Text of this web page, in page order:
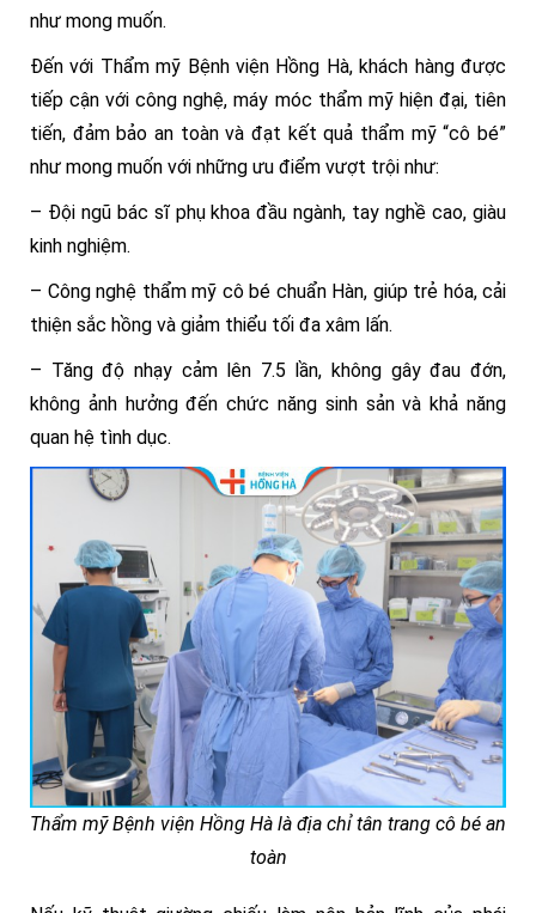
như mong muốn.
Đến với Thẩm mỹ Bệnh viện Hồng Hà, khách hàng được
tiếp cận với công nghệ, máy móc thẩm mỹ hiện đại, tiên
tiến, đảm bảo an toàn và đạt kết quả thẩm mỹ “cô bé”
như mong muốn với những ưu điểm vượt trội như:
– Đội ngũ bác sĩ phụ khoa đầu ngành, tay nghề cao, giàu
kinh nghiệm.
– Công nghệ thẩm mỹ cô bé chuẩn Hàn, giúp trẻ hóa, cải
thiện sắc hồng và giảm thiểu tối đa xâm lấn.
– Tăng độ nhạy cảm lên 7.5 lần, không gây đau đớn,
không ảnh hưởng đến chức năng sinh sản và khả năng
quan hệ tình dục.
Thẩm mỹ Bệnh viện Hồng Hà là địa chỉ tân trang cô bé an
toàn